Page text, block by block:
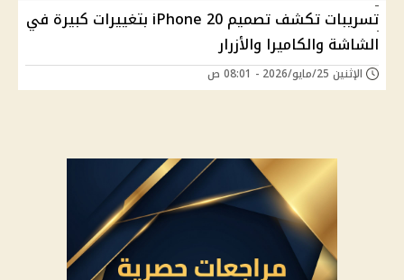
تسريبات تكشف تصميم iPhone 20 بتغييرات كبيرة في
الشاشة والكاميرا والأزرار
الإثنين 25/مايو/2026 - 08:01 ص